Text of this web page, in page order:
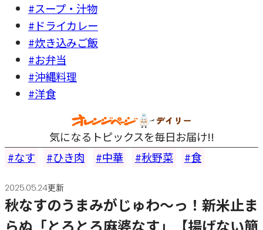
#スープ・汁物
#ドライカレー
#炊き込みご飯
#お弁当
#沖縄料理
#洋食
気になるトピックスを毎日お届け!!
なす
ひき肉 中華 秋野菜 食
2025.05.24更新
秋なすのうまみがじゅわ～っ！新米止ま
らぬ「とろとろ麻婆なす」【揚げない簡